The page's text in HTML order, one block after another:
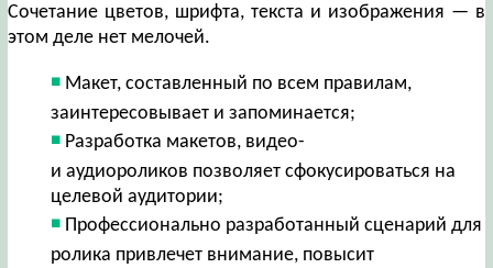
Сочетание цветов, шрифта, текста и изображения — в
этом деле нет мелочей.
Макет, составленный по всем правилам,
заинтересовывает и запоминается;
Разработка макетов, видео-
и аудиороликов позволяет сфокусироваться на
целевой аудитории;
Профессионально разработанный сценарий для
ролика привлечет внимание, повысит